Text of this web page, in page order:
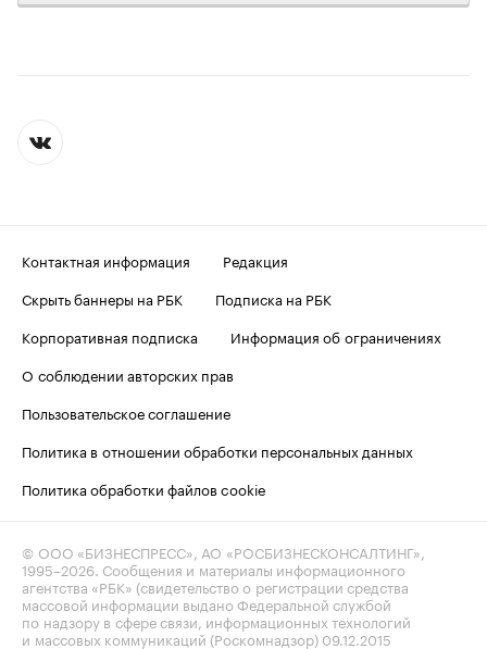
Контактная информация
Редакция
Скрыть баннеры на РБК
Подписка на РБК
Корпоративная подписка
Информация об ограничениях
О соблюдении авторских прав
Пользовательское соглашение
Политика в отношении обработки персональных данных
Политика обработки файлов cookie
© ООО «БИЗНЕСПРЕСС», АО «РОСБИЗНЕСКОНСАЛТИНГ»,
1995–2026 . Сообщения и материалы информационного
агентства «РБК» (свидетельство о регистрации средства
массовой информации выдано Федеральной службой
по надзору в сфере связи, информационных технологий
и массовых коммуникаций (Роскомнадзор) 09.12.2015